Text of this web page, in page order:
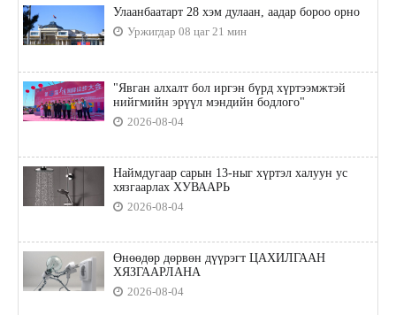
Улаанбаатарт 28 хэм дулаан, аадар бороо орно
Уржигдар 08 цаг 21 мин
"Явган алхалт бол иргэн бүрд хүртээмжтэй
нийгмийн эрүүл мэндийн бодлого"
2026-08-04
Наймдугаар сарын 13-ныг хүртэл халуун ус
хязгаарлах ХУВААРЬ
2026-08-04
Өнөөдөр дөрвөн дүүрэгт ЦАХИЛГААН
ХЯЗГААРЛАНА
2026-08-04